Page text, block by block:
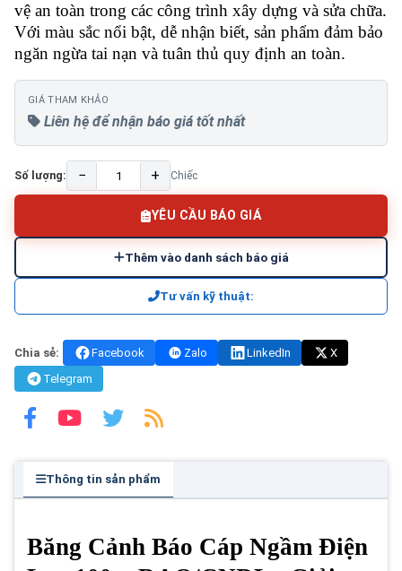
vệ an toàn trong các công trình xây dựng và sửa chữa.
Với màu sắc nổi bật, dễ nhận biết, sản phẩm đảm bảo
ngăn ngừa tai nạn và tuân thủ quy định an toàn.
GIÁ THAM KHẢO
Liên hệ để nhận báo giá tốt nhất
Số lượng: − + Chiếc
YÊU CẦU BÁO GIÁ
Thêm vào danh sách báo giá
Tư vấn kỹ thuật:
Chia sẻ: Facebook Zalo LinkedIn
X
Telegram
Thông tin sản phẩm
Băng Cảnh Báo Cáp Ngầm Điện